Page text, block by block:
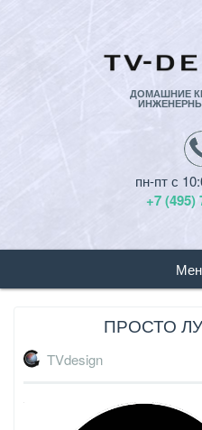
ДОМАШНИЕ
пн-пт с
+7 (495)
ПРОСТО
TVdesign